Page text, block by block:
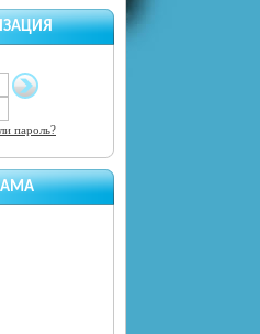
пароль?